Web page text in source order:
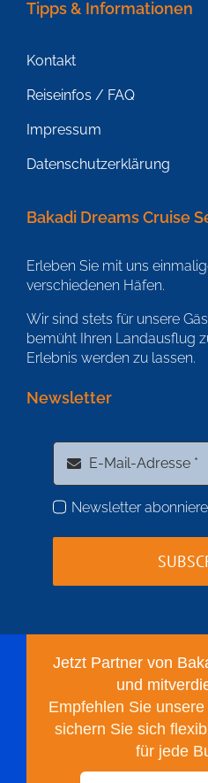
Tipps & Informationen
Kontakt
Reiseinfos / FAQ
Impressum
Datenschutzerklärung
Bakadi Dreams Cruise
Erleben Sie mit uns
verschiedenen Häfen.
Wir sind stets für unsere
bemüht Ihren Landausflug
Erlebnis werden zu lassen.
Newsletter
Newsletter
Jetzt Partner von
und
Empfehlen Sie
sichern Sie sich
für jede